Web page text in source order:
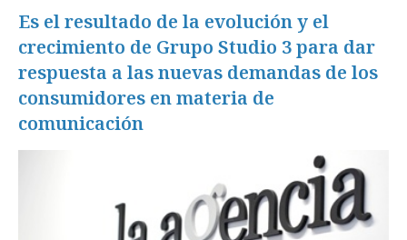
Es el resultado de la evolución y el
crecimiento de Grupo Studio 3 para dar
respuesta a las nuevas demandas de los
consumidores en materia de
comunicación